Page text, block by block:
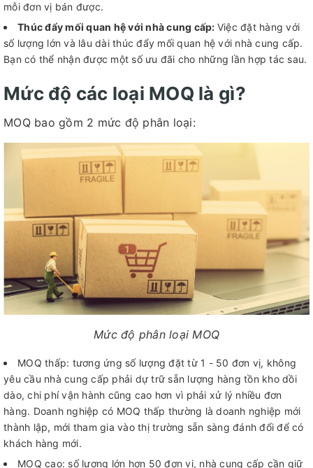
mỗi đơn vị bán được.
Thúc đẩy mối quan hệ với nhà cung cấp: Việc đặt hàng với
số lượng lớn và lâu dài thúc đẩy mối quan hệ với nhà cung cấp.
Bạn có thể nhận được một số ưu đãi cho những lần hợp tác sau.
Mức độ các loại MOQ là gì?
MOQ bao gồm 2 mức độ phân loại:
Mức độ phân loại MOQ
MOQ thấp: tương ứng số lượng đặt từ 1 - 50 đơn vị, không
yêu cầu nhà cung cấp phải dự trữ sẵn lượng hàng tồn kho dồi
dào, chi phí vận hành cũng cao hơn vì phải xử lý nhiều đơn
hàng. Doanh nghiệp có MOQ thấp thường là doanh nghiệp mới
thành lập, mới tham gia vào thị trường sẵn sàng đánh đổi để có
khách hàng mới.
MOQ cao: số lượng lớn hơn 50 đơn vị, nhà cung cấp cần giữ